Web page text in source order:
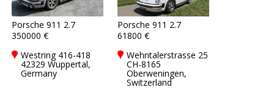
Porsche 911 2.7
350000 €
Westring 416-418
42329 Wuppertal,
Germany
Porsche 911 2.7
61800 €
Wehntalerstrasse 25
CH-8165
Oberweningen,
Switzerland